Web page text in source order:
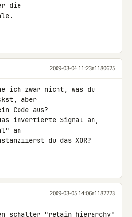
die
2009-03-04 11:23#1180625
ich zwar nicht, was du
aber
Code aus?
invertierte Signal an,
an
du das XOR?
2009-03-05 14:06#1182223
schalter "retain hierarchy"